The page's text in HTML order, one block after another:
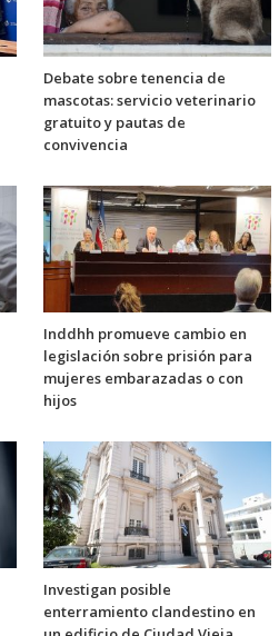
Debate sobre tenencia de
mascotas: servicio veterinario
gratuito y pautas de
convivencia
Inddhh promueve cambio en
legislación sobre prisión para
mujeres embarazadas o con
hijos
Investigan posible
enterramiento clandestino en